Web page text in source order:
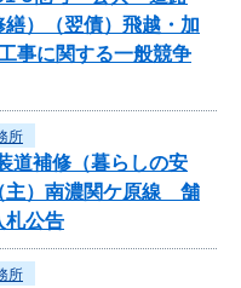
）（翌債）飛越・加
事に関する一般競争
所
道補修（暮らしの安
主）南濃関ケ原線 舗
札公告
所